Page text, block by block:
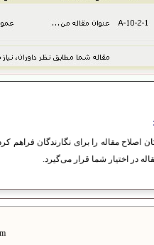
اصلاح مقاله را برای نگارندگان
در اختیار شما قرار می‌گیرد.